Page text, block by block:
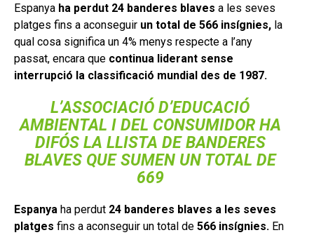
Espanya ha perdut 24 banderes blaves a les seves
platges fins a aconseguir un total de 566 insígnies, la
qual cosa significa un 4% menys respecte a l’any
passat, encara que continua liderant sense
interrupció la classificació mundial des de 1987.
L’ASSOCIACIÓ D’EDUCACIÓ
AMBIENTAL I DEL CONSUMIDOR HA
DIFÓS LA LLISTA DE BANDERES
BLAVES QUE SUMEN UN TOTAL DE
669
Espanya ha perdut 24 banderes blaves a les seves
platges fins a aconseguir un total de 566 insígnies. En